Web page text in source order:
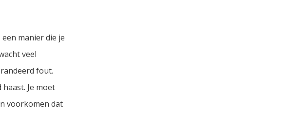
manier die je
veel
fout.
Je moet
voorkomen dat